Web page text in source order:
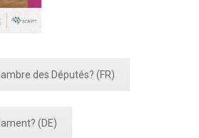
des Députés? (FR)
(DE)